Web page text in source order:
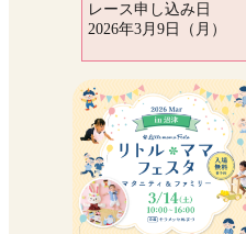
レース申し込み日
2026年3月9日（月）